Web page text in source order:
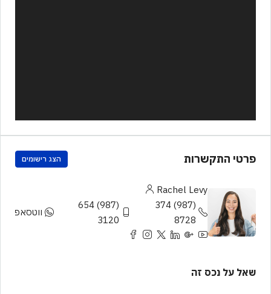
פרטי התקשרות הצג רישומים
Rachel Levy
(987) 374
8728
(987) 654
3120
ווטסאפ
שאל על נכס זה